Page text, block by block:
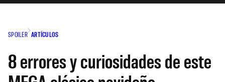
SPOILER ARTÍCULOS
8 errores y curiosidades de este